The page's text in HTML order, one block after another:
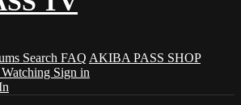
Search FAQ AKIBA PASS SHOP
Watching Sign in